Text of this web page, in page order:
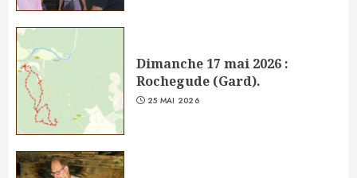
Dimanche 17 mai 2026 :
Rochegude (Gard).
25 MAI 2026